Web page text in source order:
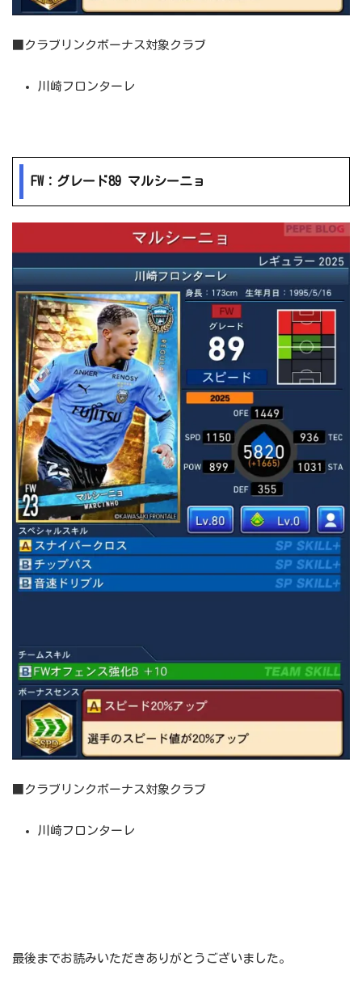
■クラブリンクボーナス対象クラブ
川崎フロンターレ
FW：グレード89 マルシーニョ
■クラブリンクボーナス対象クラブ
川崎フロンターレ
最後までお読みいただきありがとうございました。